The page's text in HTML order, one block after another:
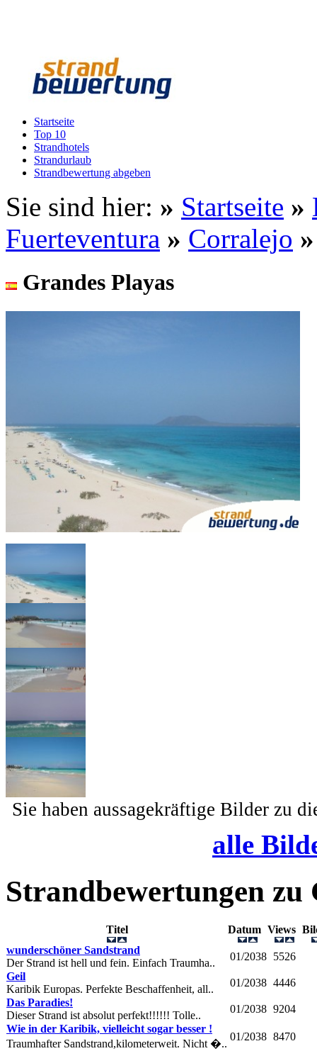
Startseite
Top 10
Strandhotels
Strandurlaub
Strandbewertung abgeben
Sie sind hier: » Startseite »
Fuerteventura » Corralejo
Grandes Playas
Sie haben aussagekräftige Bilder zu
alle
Strandbewertungen zu
Titel Datum Views
wunderschöner Sandstrand
Der Strand ist hell und fein. Einfach Traumha..
01/2038 5526
Geil
Karibik Europas. Perfekte Beschaffenheit, all..
01/2038 4446
Das Paradies!
Dieser Strand ist absolut perfekt!!!!!! Tolle..
01/2038 9204
Wie in der Karibik, vielleicht sogar besser !
Traumhafter Sandstrand,kilometerweit. Nicht �..
01/2038 8470